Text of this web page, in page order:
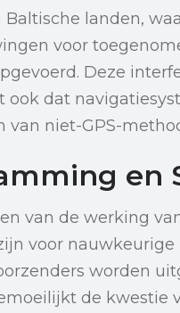
Baltische landen,
voor
Deze
ook dat
van niet-GPS-
en
van de werking
voor
worden
de kwestie